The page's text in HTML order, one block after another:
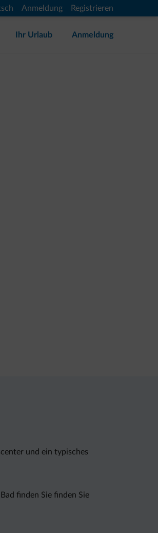
Anmeldung Registrieren
Ihr Urlaub Anmeldung
und ein typisches
finden Sie finden Sie